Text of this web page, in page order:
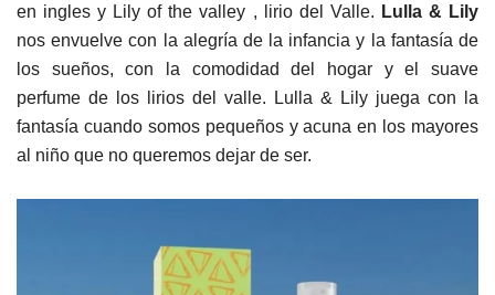
en ingles y Lily of the valley , lirio del Valle. Lulla & Lily
nos envuelve con la alegría de la infancia y la fantasía de
los sueños, con la comodidad del hogar y el suave
perfume de los lirios del valle. Lulla & Lily juega con la
fantasía cuando somos pequeños y acuna en los mayores
al niño que no queremos dejar de ser.